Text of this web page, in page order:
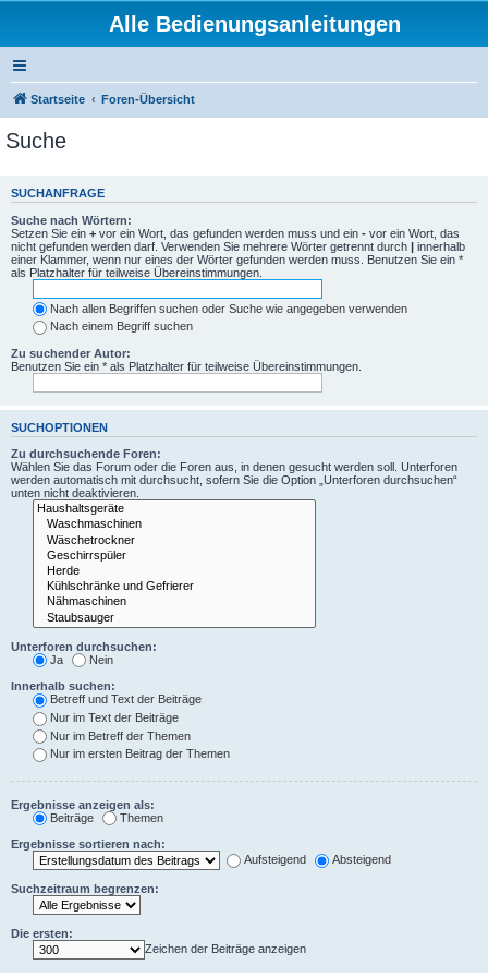
Alle Bedienungsanleitungen
Startseite Foren-Übersicht
Suche
SUCHANFRAGE
Suche nach Wörtern:
Setzen Sie ein + vor ein Wort, das gefunden werden muss und ein - vor ein Wort, das
nicht gefunden werden darf. Verwenden Sie mehrere Wörter getrennt durch | innerhalb
einer Klammer, wenn nur eines der Wörter gefunden werden muss. Benutzen Sie ein *
als Platzhalter für teilweise Übereinstimmungen.
Nach allen Begriffen suchen oder Suche wie angegeben verwenden
Nach einem Begriff suchen
Zu suchender Autor:
Benutzen Sie ein * als Platzhalter für teilweise Übereinstimmungen.
SUCHOPTIONEN
Zu durchsuchende Foren:
Wählen Sie das Forum oder die Foren aus, in denen gesucht werden soll. Unterforen
werden automatisch mit durchsucht, sofern Sie die Option „Unterforen durchsuchen“
unten nicht deaktivieren.
Unterforen durchsuchen:
Ja
Nein
Innerhalb suchen:
Betreff und Text der Beiträge
Nur im Text der Beiträge
Nur im Betreff der Themen
Nur im ersten Beitrag der Themen
Ergebnisse anzeigen als:
Beiträge
Themen
Ergebnisse sortieren nach:
Aufsteigend
Absteigend
Suchzeitraum begrenzen:
Die ersten:
Zeichen der Beiträge anzeigen